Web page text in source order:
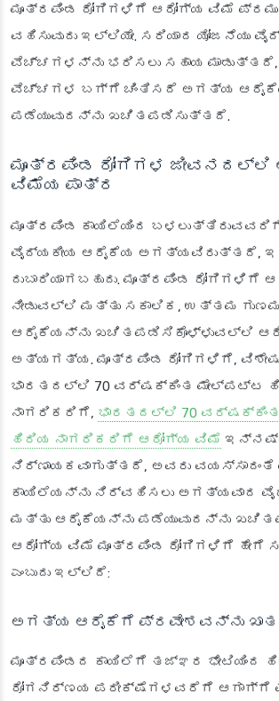
ಮೂತ್ರಪಿಂಡ ರೋಗಿಗಳಿಗೆ ಆರೋಗ್ಯ ವಿಮೆ
ವಹಿಸುವುದು ಇಲ್ಲಿಯೇ. ಸರಿಯಾದ ಯೋಜನೆಯು
ವೆಚ್ಚಗಳನ್ನು ಭರಿಸಲು ಸಹಾಯ ಮಾಡುತ್ತದೆ,
ವೆಚ್ಚಗಳ ಬಗ್ಗೆ ಚಿಂತಿಸದೆ ಅಗತ್ಯ
ಪಡೆಯುವುದನ್ನು ಖಚಿತಪಡಿಸುತ್ತದೆ.
ಮೂತ್ರಪಿಂಡ ರೋಗಿಗಳ ಜೀವನದಲ್ಲಿ
ವಿಮೆಯ ಪಾತ್ರ
ಮೂತ್ರಪಿಂಡ ಕಾಯಿಲೆಯಿಂದ
ವೈದ್ಯಕೀಯ ಆರೈಕೆಯ ಅಗತ್ಯವಿರುತ್ತದೆ,
ದುಬಾರಿಯಾಗಬಹುದು. ಮೂತ್ರಪಿಂಡ
ನೀಡುವಲ್ಲಿ ಮತ್ತು ಸಕಾಲಿಕ, ಉತ್ತಮ
ಆರೈಕೆಯನ್ನು ಖಚಿತಪಡಿಸಿಕೊಳ್ಳುವಲ್ಲಿ
ಅತ್ಯಗತ್ಯ. ಮೂತ್ರಪಿಂಡ ರೋಗಿಗಳಿಗೆ,
ಭಾರತದಲ್ಲಿ 70 ವರ್ಷಕ್ಕಿಂತ ಮೇಲ್ಪಟ್ಟ
ನಾಗರಿಕರಿಗೆ, ಭಾರತದಲ್ಲಿ 70
ಹಿರಿಯ ನಾಗರಿಕರಿಗೆ ಆರೋಗ್ಯ ವಿಮೆ
ನಿರ್ಣಾಯಕವಾಗುತ್ತದೆ, ಅವರು ವಯಸ್ಸಾದಂತೆ
ಕಾಯಿಲೆಯನ್ನು ನಿರ್ವಹಿಸಲು ಅಗತ್ಯವಾದ
ಮತ್ತು ಆರೈಕೆಯನ್ನು ಪಡೆಯುವುದನ್ನು
ಆರೋಗ್ಯ ವಿಮೆ ಮೂತ್ರಪಿಂಡ ರೋಗಿಗಳಿಗೆ ಹೇಗೆ
ಎಂಬುದು ಇಲ್ಲಿದೆ:
ಅಗತ್ಯ ಆರೈಕೆಗೆ ಪ್ರವೇಶವನ್ನು
ಮೂತ್ರಪಿಂಡದ ಕಾಯಿಲೆಗೆ ತಜ್ಞರ ಭೇಟಿಯಿಂದ
ರೋಗನಿರ್ಣಯ ಪರೀಕ್ಷೆಗಳವರೆಗೆ ಆಗಾಗ್ಗೆ